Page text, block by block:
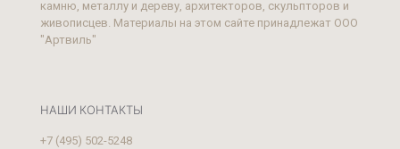
камню, металлу и дереву, архитекторов, скульпторов и
живописцев. Материалы на этом сайте принадлежат ООО
"Артвиль"
НАШИ КОНТАКТЫ
+7 (495) 502-5248